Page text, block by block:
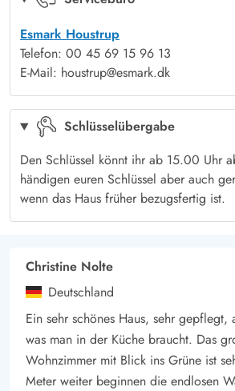
Strandspaziergang könnt ihr euch den
Außendusche abspülen. Die
Euch steht außerdem eine
Abend könnt ihr gemeinsam grillen und
windgeschützten Sonnenterrasse
Ein Paradies für Naturliebhaber
Houstrup liegt inmitten der
Westküste. Der traumhafte Sandstrand
Rad- und Reitwegen durchzogen ist,
Nähe.
Während ihr eure Ferientage in der
könnt ihr eure Wertgegenstände sicher im
aufbewahren, der Platz für einen 18,5
vieles mehr bietet.
Esmark Houstrup
Telefon: 00 45 69 15 96 13
E-Mail: houstrup@esmark.dk
Schlüsselübergabe
Den Schlüssel könnt ihr ab 15.00 Uhr
händigen euren Schlüssel aber auch
wenn das Haus früher bezugsfertig ist.
Christine Nolte
Deutschland
Ein sehr schönes Haus, sehr gepflegt,
was man in der Küche braucht. Das
Wohnzimmer mit Blick ins Grüne ist
Meter weiter beginnen die endlosen